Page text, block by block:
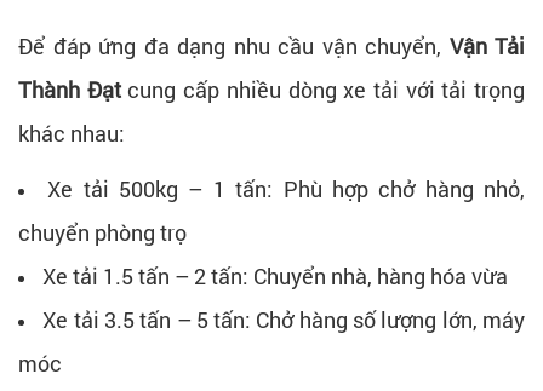
Để đáp ứng đa dạng nhu cầu vận chuyển, Vận Tải
Thành Đạtcung cấp nhiều dòng xe tải với tải trọng
khác nhau:
Xe tải 500kg – 1 tấn: Phù hợp chở hàng nhỏ,
chuyển phòng trọ
Xe tải 1.5 tấn – 2 tấn: Chuyển nhà, hàng hóa vừa
Xe tải 3.5 tấn – 5 tấn: Chở hàng số lượng lớn, máy
móc